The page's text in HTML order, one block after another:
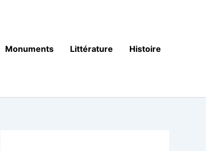
Monuments Littérature Histoire